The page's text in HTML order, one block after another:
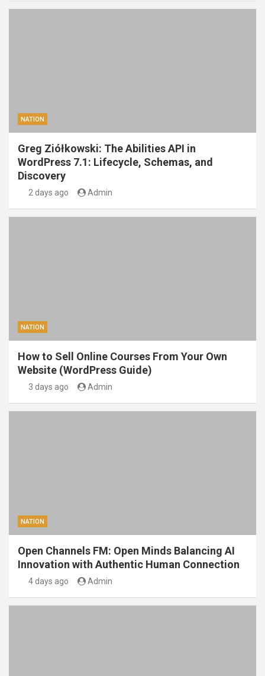
NATION
Greg Ziółkowski: The Abilities API in
WordPress 7.1: Lifecycle, Schemas, and
Discovery
2 days ago Admin
NATION
How to Sell Online Courses From Your Own
Website (WordPress Guide)
3 days ago Admin
NATION
Open Channels FM: Open Minds Balancing AI
Innovation with Authentic Human Connection
4 days ago Admin